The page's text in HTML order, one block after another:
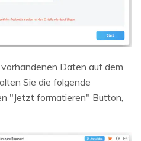
Daten auf dem
Sie die folgende
"Jetzt formatieren" Button,